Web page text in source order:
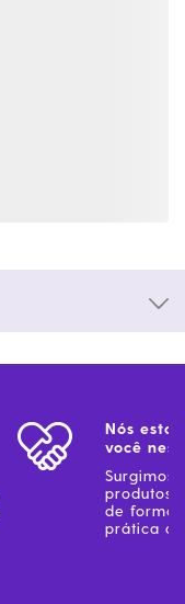
Nós
você
Surgimos
produtos
de forma
prática